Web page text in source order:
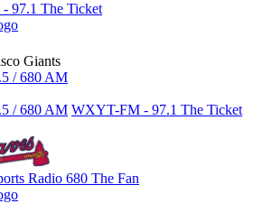
97.1 The Ticket
Giants
/ 680 AM
/ 680 AM WXYT-FM - 97.1 The Ticket
Radio 680 The Fan